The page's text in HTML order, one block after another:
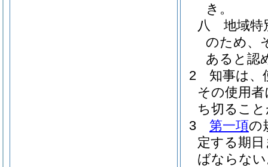
き。
八
地域特
のため、
あると認
2
知事は、
その使用
ち切るこ
3
第一項の
定する期
ばならな